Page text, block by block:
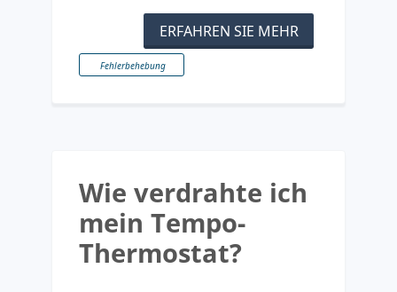
ERFAHREN SIE MEHR
Fehlerbehebung
Wie verdrahte ich
mein Tempo-
Thermostat?